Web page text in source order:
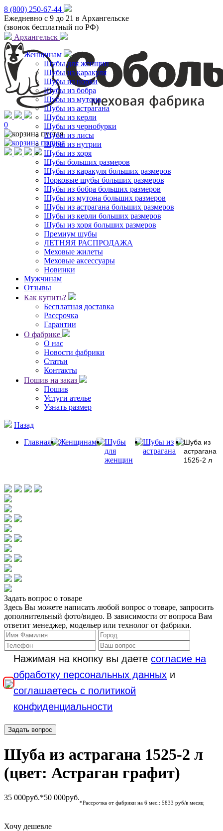
8 (800) 250-67-44
Ежедневно с 9 до 21 в Архангельске
(звонок бесплатный по РФ)
Архангельск
0
Женщинам
Шубы для женщин
Шубы из каракуля
Шубы из норки
Шубы из бобра
Шубы из мутона
Шубы из астрагана
Шубы из керли
Шубы из чернобурки
Шубы из лисы
Шубы из нутрии
Шубы из хоря
Шубы больших размеров
Шубы из каракуля больших размеров
Норковые шубы больших размеров
Шубы из бобра больших размеров
Шубы из мутона больших размеров
Шубы из астрагана больших размеров
Шубы из керли больших размеров
Шубы из хоря больших размеров
Премиум шубы
ЛЕТНЯЯ РАСПРОДАЖА
Меховые жилеты
Меховые аксессуары
Новинки
Мужчинам
Отзывы
Как купить?
Бесплатная доставка
Рассрочка
Гарантии
О фабрике
О нас
Новости фабрики
Статьи
Контакты
Пошив на заказ
Пошив
Услуги ателье
Узнать размер
Назад
Главная
Женщинам
Шубы
для
женщин
Шубы из
астрагана
Шуба из
астрагана
1525-2 л
Задать вопрос о товаре
Здесь Вы можете написать любой вопрос о товаре, запросить
дополнительный фото/видео. В зависимости от вопроса Вам
ответит менеджер, модельер или технолог от фабрики.
Нажимая на кнопку вы даетесогласие на
обработку персональных данных и
соглашаетесь с политикой
конфиденциальности
Задать вопрос
Шуба из астрагана 1525-2 л
(цвет: Астраган графит)
35 000руб.*50 000руб.
*Рассрочка от фабрики на 6 мес.: 5833 руб/в месяц
Хочу дешевле